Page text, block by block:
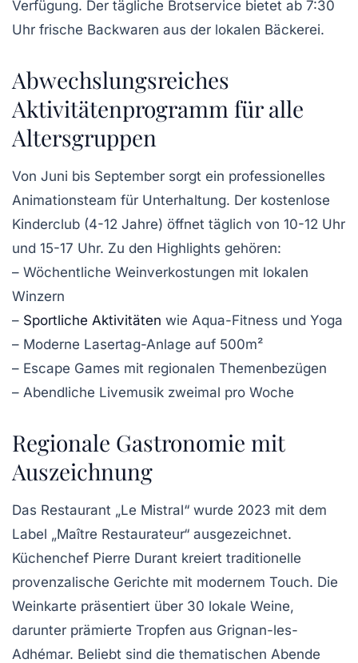
Verfügung. Der tägliche Brotservice bietet ab 7:30
Uhr frische Backwaren aus der lokalen Bäckerei.
Abwechslungsreiches
Aktivitätenprogramm für alle
Altersgruppen
Von Juni bis September sorgt ein professionelles
Animationsteam für Unterhaltung. Der kostenlose
Kinderclub (4-12 Jahre) öffnet täglich von 10-12 Uhr
und 15-17 Uhr. Zu den Highlights gehören:
– Wöchentliche Weinverkostungen mit lokalen
Winzern
– Sportliche Aktivitäten wie Aqua-Fitness und Yoga
– Moderne Lasertag-Anlage auf 500m²
– Escape Games mit regionalen Themenbezügen
– Abendliche Livemusik zweimal pro Woche
Regionale Gastronomie mit
Auszeichnung
Das Restaurant „Le Mistral“ wurde 2023 mit dem
Label „Maître Restaurateur“ ausgezeichnet.
Küchenchef Pierre Durant kreiert traditionelle
provenzalische Gerichte mit modernem Touch. Die
Weinkarte präsentiert über 30 lokale Weine,
darunter prämierte Tropfen aus Grignan-les-
Adhémar. Beliebt sind die thematischen Abende